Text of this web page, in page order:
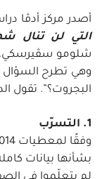
أصدر مركز أدڤا
التي لن تنال
شلومو سڤيرسكي،
وهي تطرح السؤال
البجروت؟”. تقول
1. التسرّب